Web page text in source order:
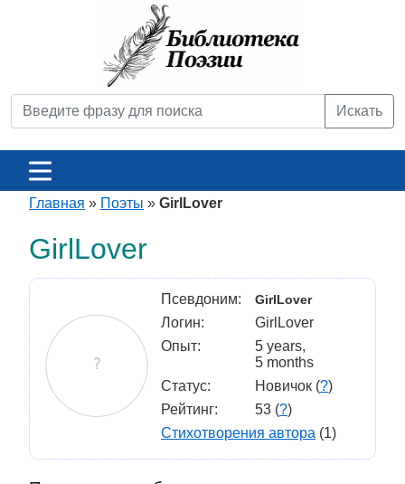
Искать
Главная » Поэты » GirlLover
GirlLover
Псевдоним: GirlLover
Логин:
GirlLover
Опыт:
5 years,
5 months
Статус:
Новичок (?)
Рейтинг:
53 (?)
Стихотворения автора (1)